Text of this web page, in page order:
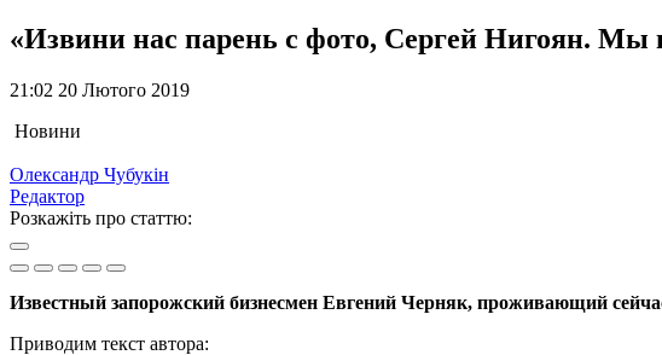
«Извини нас парень с фото, Сергей Нигоян. Мы
21:02 20 Лютого 2019
Новини
Олександр Чубукін
Редактор
Розкажіть про статтю:
Известный запорожский бизнесмен Евгений Черняк, проживающий
Приводим текст автора: